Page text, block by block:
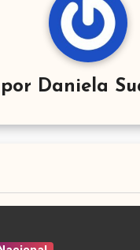
por Daniela